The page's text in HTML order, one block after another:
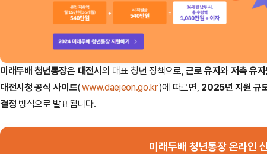
미래두배 청년통장은 대전시 의 대표 청년 정책으로,근로 유지와 저축 유지
대전시청 공식 사이트(www.daejeon.go.kr)에 따르면, 2025년 지원 규
결정 방식으로 발표됩니다.
미래두배 청년통장 온라인